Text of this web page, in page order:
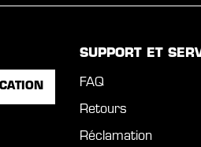
SUPPORT ET
FAQ
Retours
Réclamation